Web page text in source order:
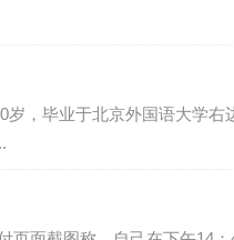
，毕业于北京外国语大学右